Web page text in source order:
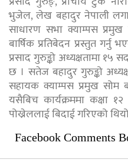
भुजेल, लेख बहादुर नेपाली
साधारण सभा क्याम्पस
बार्षिक प्रतिबेदन प्रस्तुत
प्रसाद गुरुङ्को अध्यक्षतामा
छ । सतेज बहादुर गुरुङ्को
सहायक क्याम्पस प्रमुख सोम
यसैबिच कार्यक्रममा कक्षा १२
पोख्रेललाई बिदाई गरिएको
Facebook Comments